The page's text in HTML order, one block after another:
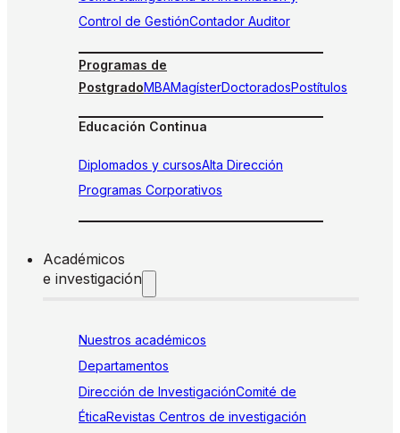
Control de GestiónContador Auditor
Programas de
PostgradoMBAMagísterDoctoradosPostítulos
Educación Continua
Diplomados y cursosAlta Dirección
Programas Corporativos
Académicos
e investigación
Nuestros académicos
Departamentos
Dirección de InvestigaciónComité de
ÉticaRevistas Centros de investigación